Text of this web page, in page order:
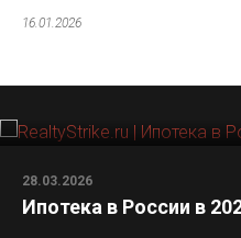
16.01.2026
28.03.2026
Ипотека в России в